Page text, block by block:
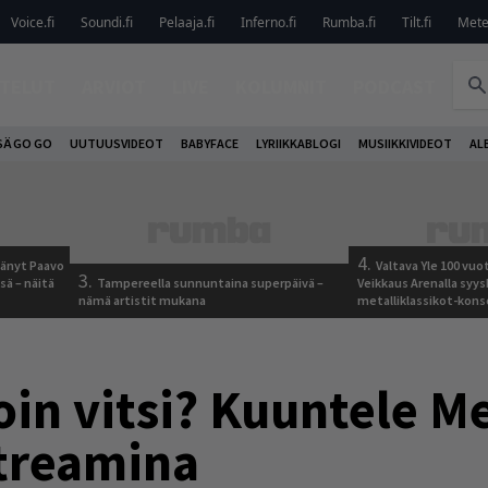
Voice.fi Soundi.fi Pelaaja.fi Inferno.fi Rumba.fi Tilt.fi
GO GO UUTUUSVIDEOT BABYFACE LYRIIKKABLOGI MUSIIKKIVIDEOT
Paavo
– näitä
3. Tampereella sunnuntaina superpäivä –
nämä artistit mukana
4. Valtava Yle 100
Veikkaus Arenalla
metalliklassikot-
vitsi? Kuuntele